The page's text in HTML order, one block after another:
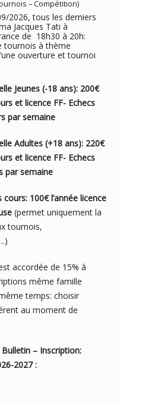
– Compétition)
2026, tous les derniers
Jacques Tati à
de 18h30 à 20h:
tournois à thème
ouverture et tournoi
Jeunes (-18 ans): 200€
rs et licence FF- Echecs
par semaine
Adultes (+18 ans): 220€
et licence FF- Echecs
par semaine
100€ l’année licence
(permet uniquement la
tournois,
accordée de 15% à
même famille
temps: choisir
au moment de
– Inscription:
2027 :